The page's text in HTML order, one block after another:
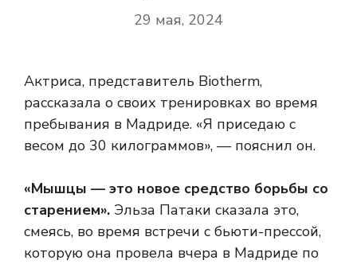
29 мая, 2024
Актриса, представитель Biotherm,
рассказала о своих тренировках во время
пребывания в Мадриде. «Я приседаю с
весом до 30 килограммов», — пояснил он.
«Мышцы — это новое средство борьбы со
старением». Эльза Патаки сказала это,
смеясь, во время встречи с бьюти-прессой,
которую она провела вчера в Мадриде по